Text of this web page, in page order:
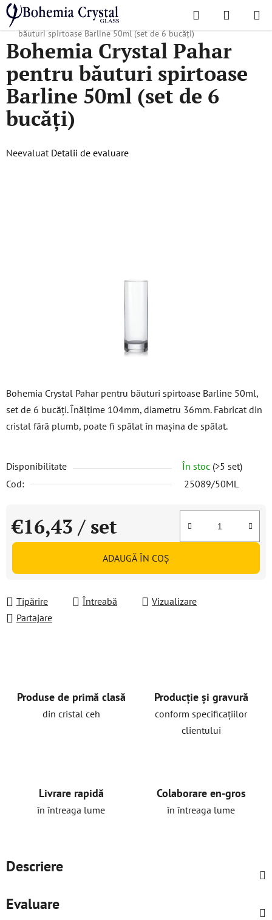
Treci
conținut
Căutare
DE
Acasă
/ Colecții populare / Barline
Bohemia Crystal Pahar pentru
băuturi spirtoase Barline 50ml (set de 6 bucăți)
Bohemia Crystal Pahar pentru băuturi spirtoase Barline 50ml,
set de 6 bucăți. Înălțime 104mm, diametru 36mm. Fabricat din
cristal fără plumb, poate fi spălat în mașina de spălat.
Disponibilitate În stoc (>5 set)
Cod:
25089/50ML
€16,43 / set
Evaluare preţ:
ADAUGĂ ÎN COŞ
Tipărire Întreabă
Vizualizare
Partajare
Bohemia Crystal Pahar
pentru băuturi spirtoase
Barline 50ml (set de 6
bucăți)
Evaluarea
Neevaluat Detalii de evaluare
Produse de primă clasă
din cristal ceh
Producție și gravură
conform specificațiilor
clientului
Livrare rapidă
în întreaga lume
Colaborare en-gros
în întreaga lume
Descriere
Evaluare